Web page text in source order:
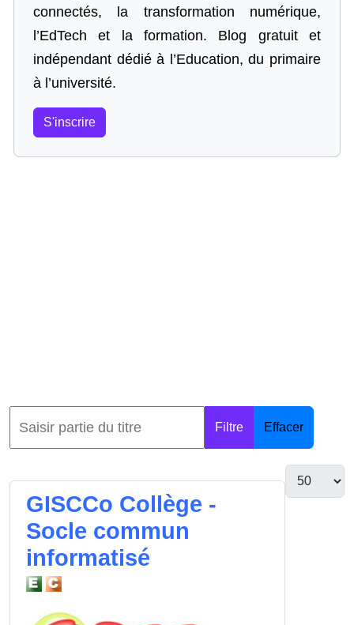
connectés, la transformation numérique,
l’EdTech et la formation. Blog gratuit et
indépendant dédié à l’Education, du primaire
à l’université.
S'inscrire
Filtre Effacer
GISCCo Collège -
Socle commun
informatisé